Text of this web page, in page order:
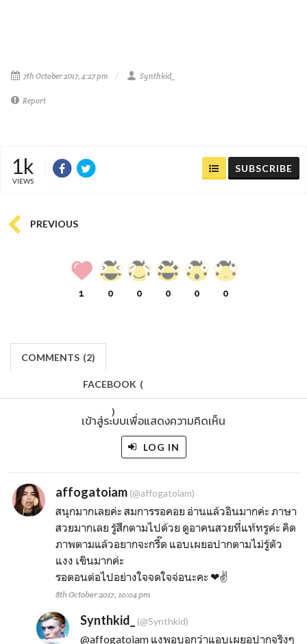
7th October 2017, 4:27 pm Synthkid_
Report
1k
VIEWS
SUBSCRIBE
PREVIOUS
1 0 0 0 0 0
COMMENTS (2)
FACEBOOK (
)
เข้าสู่ระบบเพื่อแสดงความคิดเห็น
LOG IN
affogatoiam (@affogatoiam)
สนุกมากเลยค่ะ สมการรอคอย อ่านแล้วอินมากค่ะ ภาษา
สวยมากเลย รู้สึกตามไปด้วย ดูอาคนสวยที่แท้ทรูค่ะ คิด
ภาพตามแล้วอยากจะกรี๊ด แอบเผยอปากตามไม่รู้ตัว
แงง เขินมากค่ะ
รอตอนต่อไปอย่างใจจดใจจ่อนะคะ ❤✌
8th October 2017, 10:04 pm
Synthkid_ (@Synthkid)
@affogatoiamแงพอบอกว่าแอบเผยอปากจริงๆ